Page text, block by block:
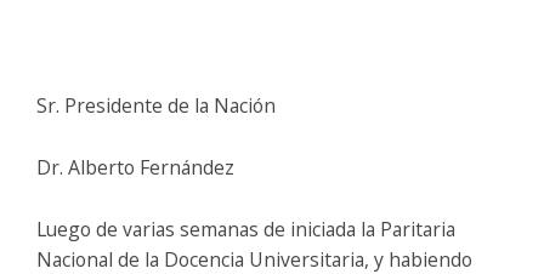
Sr. Presidente de la Nación
Dr. Alberto Fernández
Luego de varias semanas de iniciada la Paritaria
Nacional de la Docencia Universitaria, y habiendo